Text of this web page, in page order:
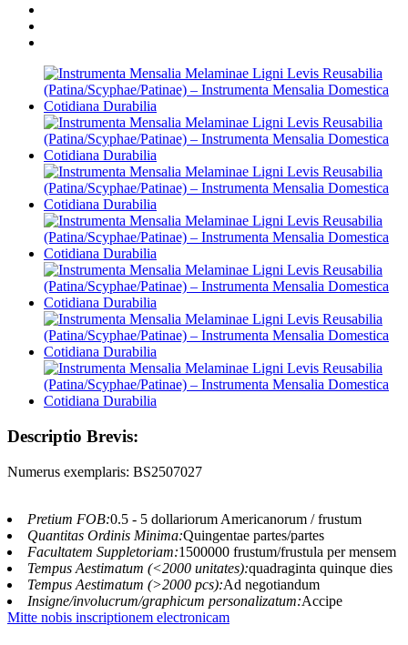
Descriptio Brevis:
Numerus exemplaris: BS2507027
Pretium FOB:0.5 - 5 dollariorum Americanorum / frustum
Quantitas Ordinis Minima:Quingentae partes/partes
Facultatem Suppletoriam:1500000 frustum/frustula per mensem
Tempus Aestimatum (<2000 unitates):quadraginta quinque dies
Tempus Aestimatum (>2000 pcs):Ad negotiandum
Insigne/involucrum/graphicum personalizatum:Accipe
Mitte nobis inscriptionem electronicam